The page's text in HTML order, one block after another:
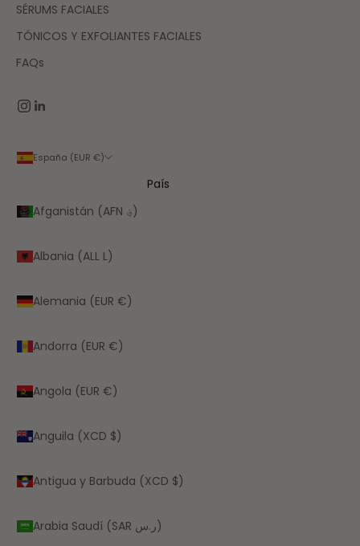
SÉRUMS FACIALES
TÓNICOS Y EXFOLIANTES FACIALES
FAQs
España (EUR €)
País
Afganistán (AFN ؋)
Albania (ALL L)
Alemania (EUR €)
Andorra (EUR €)
Angola (EUR €)
Anguila (XCD $)
Antigua y Barbuda (XCD $)
Arabia Saudí (SAR ر.س)